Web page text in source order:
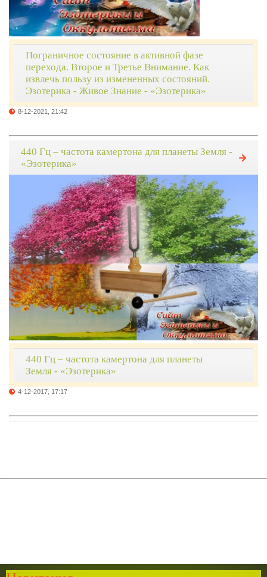
Пограничное состояние в активной фазе
перехода. Второе и Третье Внимание. Как
извлечь пользу из измененных состояний.
Эзотерика - Живое Знание - «Эзотерика»
8-12-2021, 21:42
440 Гц – частота камертона для планеты Земля -
«Эзотерика»
440 Гц – частота камертона для планеты
Земля - «Эзотерика»
4-12-2017, 17:17